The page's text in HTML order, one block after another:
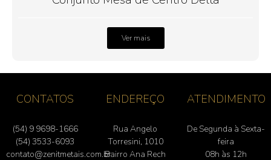
Ver mais
CONTATOS
(54) 9 9698-1666
(54) 3533-6093
contato@zenitmetais.com.br
ENDEREÇO
Rua Angelo
Torresini, 1010
Bairro Ana Rech
ATENDIMENTO
De Segunda à Sexta-
feira
08h às 12h